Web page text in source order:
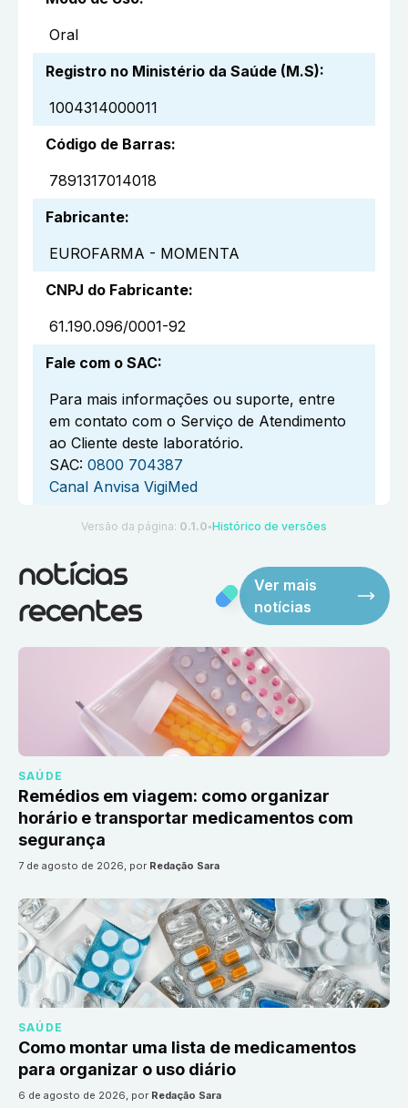
Oral
Registro no Ministério da Saúde (M.S):
1004314000011
Código de Barras:
7891317014018
Fabricante:
EUROFARMA - MOMENTA
CNPJ do Fabricante:
61.190.096/0001-92
Fale com o SAC:
Para mais informações ou suporte, entre
em contato com o Serviço de Atendimento
ao Cliente deste laboratório.
SAC: 0800 704387
Canal Anvisa VigiMed
Versão da página: 0.1.0 ●Histórico de versões
notícias
recentes
Ver mais
notícias
SAÚDE
Remédios em viagem: como organizar
horário e transportar medicamentos com
segurança
7 de agosto de 2026, por Redação Sara
SAÚDE
Como montar uma lista de medicamentos
para organizar o uso diário
6 de agosto de 2026, por Redação Sara